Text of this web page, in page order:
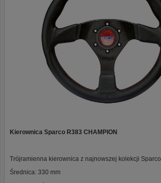
Kierownica Sparco R383 CHAMPION
Trójramienna kierownica z najnowszej kolekcji Sparco
Średnica: 330 mm